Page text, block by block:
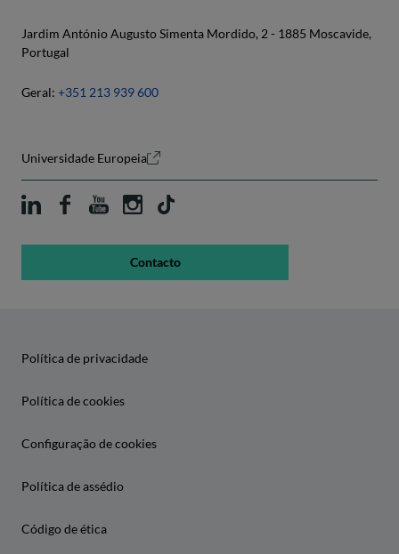
Jardim António Augusto Simenta Mordido, 2 - 1885 Moscavide,
Portugal
Geral: +351 213 939 600
Universidade Europeia
Contacto
Política de privacidade
Política de cookies
Configuração de cookies
Política de assédio
Código de ética